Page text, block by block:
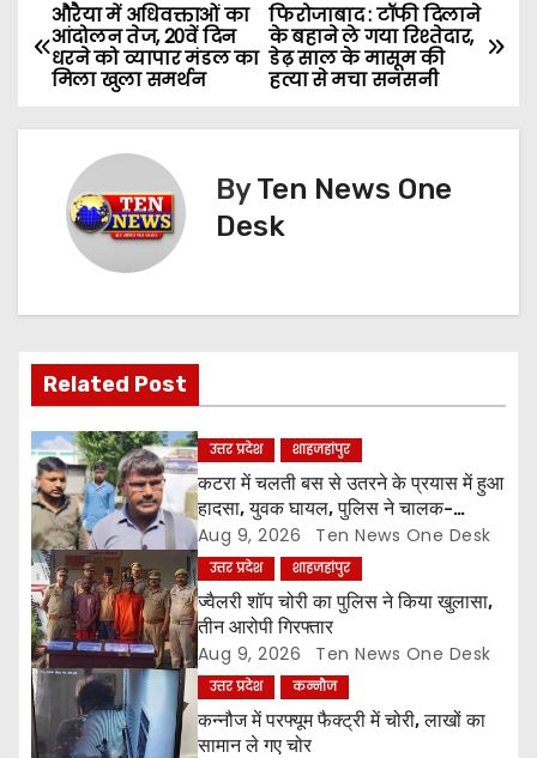
P
o
s
v
g
a
t
i
o
n
फिरोजाबाद : टॉफी दिलाने
के बहाने ले गया रिश्तेदार,
डेढ़ साल के मासूम की
हत्या से मचा सनसनी
औरैया में अधिवक्ताओं का
आंदोलन तेज, 20वें दिन
धरने को व्यापार मंडल का
मिला खुला समर्थन
ByTen News One
Desk
Related Post
उत्तर प्रदेश शाहजहांपुर
कटरा में चलती बस से उतरने के प्रयास में हुआ
हादसा, युवक घायल, पुलिस ने चालक-
परिचालक को पूंछताछ के लिए हिरासत में लिया
Aug 9, 2026 Ten News One Desk
उत्तर प्रदेश शाहजहांपुर
ज्वैलरी शॉप चोरी का पुलिस ने किया खुलासा,
तीन आरोपी गिरफ्तार
Aug 9, 2026 Ten News One Desk
उत्तर प्रदेश कन्नौज
कन्नौज में परफ्यूम फैक्ट्री में चोरी, लाखों का
सामान ले गए चोर